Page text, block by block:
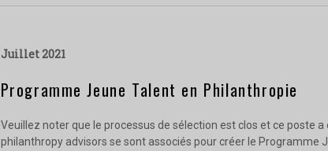
juillet 2021
Programme Jeune Talent en Philanthropie
Veuillez noter que le processus de sélection est clos et ce poste
philanthropy advisors se sont associés pour créer le Programme